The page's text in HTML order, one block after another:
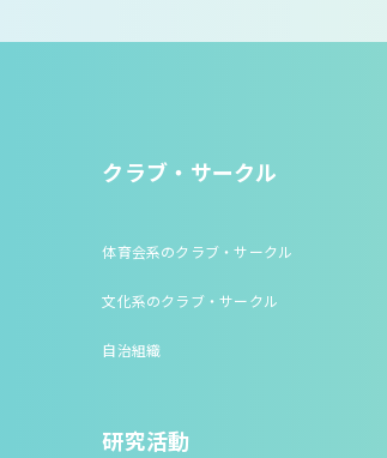
クラブ・サークル
体育会系のクラブ・サークル
文化系のクラブ・サークル
自治組織
研究活動